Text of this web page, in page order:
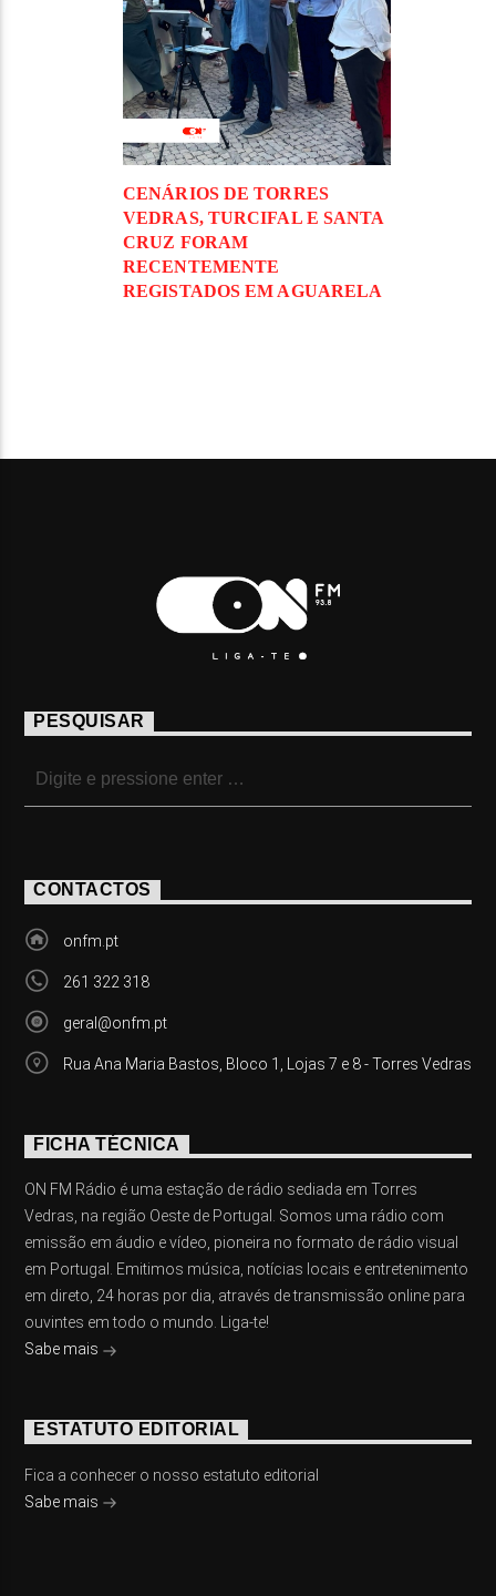
CENÁRIOS DE TORRES
VEDRAS, TURCIFAL E SANTA
CRUZ FORAM
RECENTEMENTE
REGISTADOS EM AGUARELA
PESQUISAR
CONTACTOS
onfm.pt
261 322 318
geral@onfm.pt
Rua Ana Maria Bastos, Bloco 1, Lojas 7 e 8 - Torres Vedras
FICHA TÉCNICA
ON FM Rádio é uma estação de rádio sediada em Torres
Vedras, na região Oeste de Portugal. Somos uma rádio com
emissão em áudio e vídeo, pioneira no formato de rádio visual
em Portugal. Emitimos música, notícias locais e entretenimento
em direto, 24 horas por dia, através de transmissão online para
ouvintes em todo o mundo. Liga-te!
Sabe mais
ESTATUTO EDITORIAL
Fica a conhecer o nosso estatuto editorial
Sabe mais